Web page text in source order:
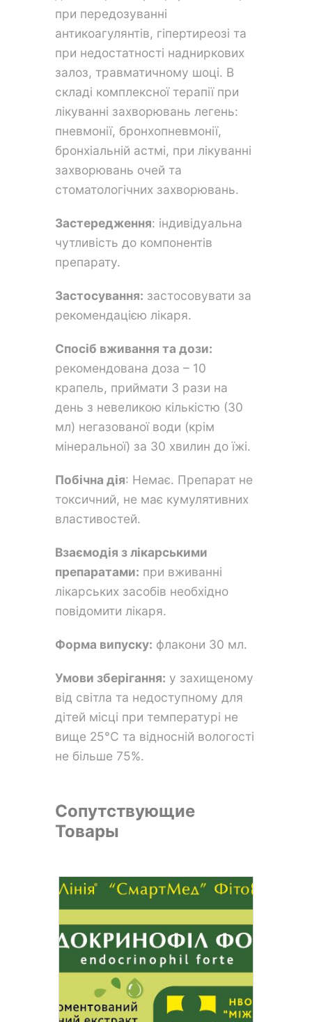
при передозуванні
антикоагулянтів, гіпертиреозі та
при недостатності надниркових
залоз, травматичному шоці. В
складі комплексної терапії при
лікуванні захворювань легень:
пневмонії, бронхопневмонії,
бронхіальній астмі, при лікуванні
захворювань очей та
стоматологічних захворювань.
Застередження: індивідуальна
чутливість до компонентів
препарату.
Застосування: застосовувати за
рекомендацією лікаря.
Спосіб вживання та дози:
рекомендована доза – 10
крапель, приймати 3 рази на
день з невеликою кількістю (30
мл) негазованої води (крім
мінеральної) за 30 хвилин до їжі.
Побічна дія: Немає. Препарат не
токсичний, не має кумулятивних
властивостей.
Взаємодія з лікарськими
препаратами: при вживанні
лікарських засобів необхідно
повідомити лікаря.
Форма випуску: флакони 30 мл.
Умови зберігання: у захищеному
від світла та недоступному для
дітей місці при температурі не
вище 25°С та відносній вологості
не більше 75%.
Сопутствующие
Товары